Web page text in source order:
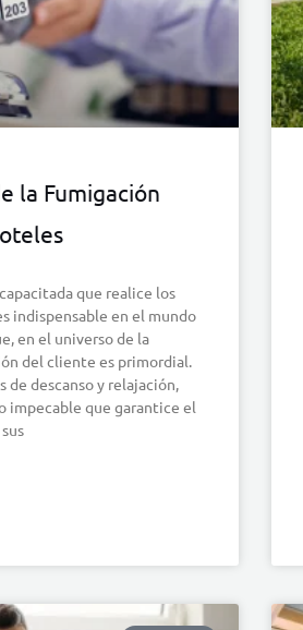
la Fumigación
que realice los
indispensable en el mundo
en el universo de la
del cliente es primordial.
de descanso y relajación,
impecable que garantice el